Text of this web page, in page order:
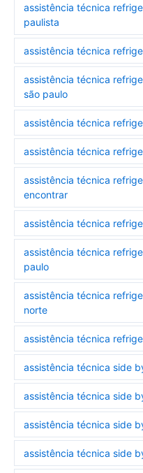
assistência técnica
paulista
assistência técnica
assistência técnica
são paulo
assistência técnica
assistência técnica
assistência técnica
encontrar
assistência técnica
assistência técnica
paulo
assistência técnica
norte
assistência técnica
assistência técnica side
assistência técnica side
assistência técnica side
assistência técnica side